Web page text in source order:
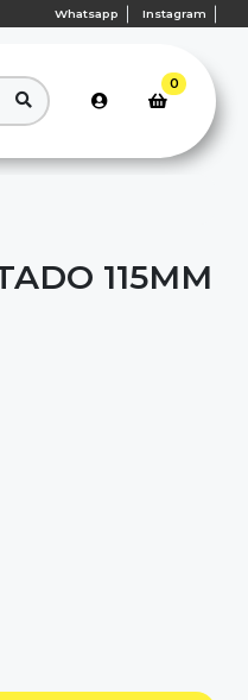
Whatsapp Instagram
0
115MM